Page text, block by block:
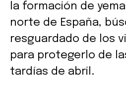
la formación de
norte de España,
resguardado de los
para protegerlo de
tardías de abril.